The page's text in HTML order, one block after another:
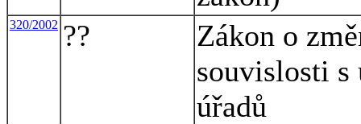
320/2002 ??
Zákon o
souvislosti s
úřadů